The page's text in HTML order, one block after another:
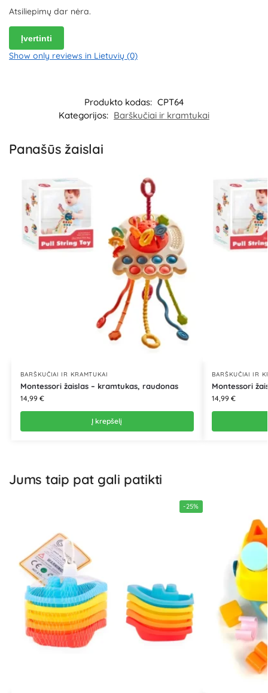
Atsiliepimų dar nėra.
Įvertinti
Show only reviews in Lietuvių (0)
Produkto kodas: CPT64
Kategorijos: Barškučiai ir kramtukai
Panašūs žaislai
BARŠKUČIAI IR KRAMTUKAI
Montessori žaislas – kramtukas, raudonas
14,99 €
Į krepšelį
BARŠKUČIAI IR
Montessori
14,99 €
Jums taip pat gali patikti
-25%